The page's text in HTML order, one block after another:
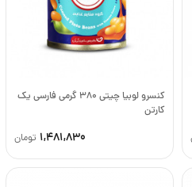
کنسرو لوبیا چیتی 380 گرمی فارسی یک
کارتن
1,481,830 تومان